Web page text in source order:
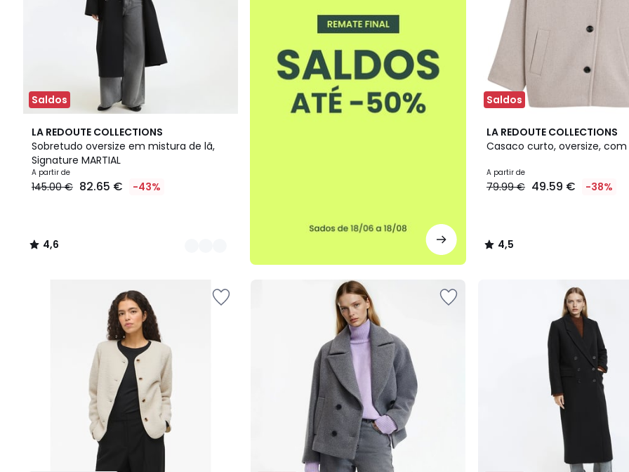
Saldos
LA REDOUTE COLLECTIONS
Sobretudo oversize em mistura de lã,
Signature MARTIAL
A partir de
145.00 € 82.65 € -43%
4,6
/ 5
4
Cores
4,6
/
Saldos
LA REDOUTE COLLECTIONS
Casaco curto, oversize,
A partir de
79.99 € 49.59 € -38%
4,5
/ 5
2
Cores
4,5
/